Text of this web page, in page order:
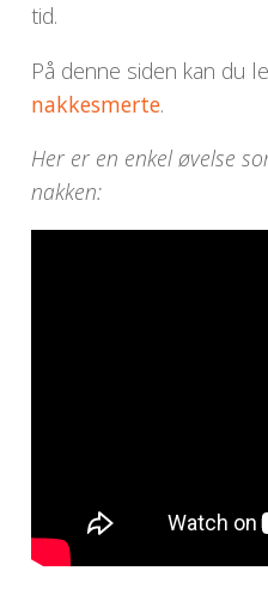
tid.
På denne siden kan du
nakkesmerte.
Her er en enkel øvelse
nakken: